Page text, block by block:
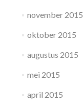
november 2015
oktober 2015
augustus 2015
mei 2015
april 2015